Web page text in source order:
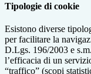
Tipologie di cookie
Esistono diverse
per facilitare la
D.Lgs. 196/2003 e
l’efficacia di un
“traffico” (scopi